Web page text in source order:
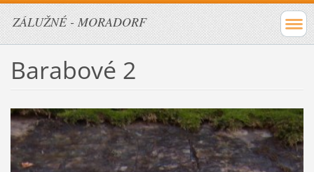
ZÁLUŽNÉ - MORADORF
Barabové 2